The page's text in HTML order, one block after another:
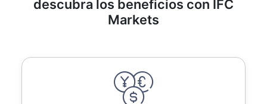
descubra los beneficios con IFC
Markets